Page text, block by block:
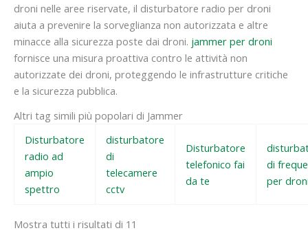
droni nelle aree riservate, il disturbatore radio per droni
aiuta a prevenire la sorveglianza non autorizzata e altre
minacce alla sicurezza poste dai droni. jammer per droni
fornisce una misura proattiva contro le attività non
autorizzate dei droni, proteggendo le infrastrutture critiche
e la sicurezza pubblica.
Altri tag simili più popolari di Jammer
Disturbatore
radio ad
ampio
spettro
disturbatore
di
telecamere
cctv
Disturbatore
telefonico fai
da te
di
per
Mostra tutti i risultati di 11